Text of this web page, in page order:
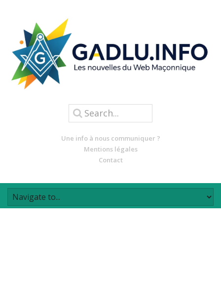
Une info à nous communiquer ?
Mentions légales
Contact